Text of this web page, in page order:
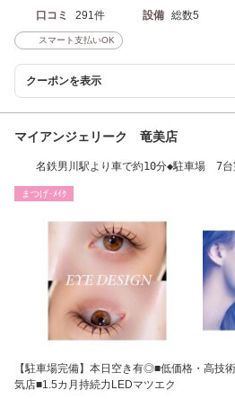
口コミ 291件 設備 総数5
スマート支払いOK
クーポンを表示
マイアンジェリーク 竜美店
名鉄男川駅より車で約10分◆駐車場 7台
まつげ･ﾒｲｸ
【駐車場完備】本日空き有◎■低価格・高技
気店■1.5カ月持続力LEDマツエク